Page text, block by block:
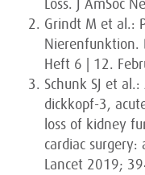
Loss. J AmSoc
Grindt M et al.:
Nierenfunktion.
Heft 6 | 12.
Schunk SJ et
dickkopf-3,
loss of kidney
cardiac surgery:
Lancet 2019;